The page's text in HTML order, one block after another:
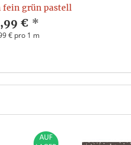
fein grün pastell
€ *
€ pro 1 m